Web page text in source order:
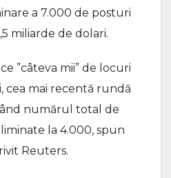
a 7.000 de posturi
miliarde de dolari.
”câteva mii” de locuri
cea mai recentă rundă
numărul total de
la 4.000, spun
Reuters.